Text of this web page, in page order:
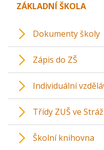
ZÁKLADNÍ ŠKOLA
Dokumenty školy
Zápis do ZŠ
Individuální
Třídy ZUŠ ve
Školní knihovna